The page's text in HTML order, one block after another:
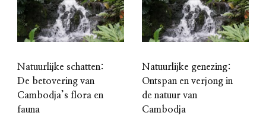
Natuurlijke schatten:
De betovering van
Cambodja’s flora en
fauna
Natuurlijke genezing:
Ontspan en verjong in
de natuur van
Cambodja